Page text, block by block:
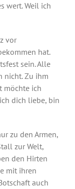
wert. Weil ich
vor
hat.
sein. Alle
nicht. Zu ihm
möchte ich
dich liebe, bin
zu den Armen,
zur Welt,
den Hirten
mit ihren
auch